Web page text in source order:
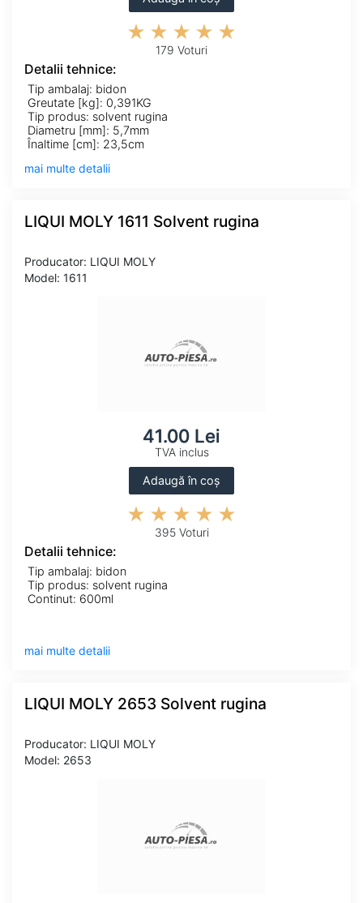
179 Voturi
Detalii tehnice:
Tip ambalaj: bidon
Greutate [kg]: 0,391KG
Tip produs: solvent rugina
Diametru [mm]: 5,7mm
Înaltime [cm]: 23,5cm
mai multe detalii
LIQUI MOLY 1611 Solvent rugina
Producator: LIQUI MOLY
Model: 1611
41.00 Lei
TVA inclus
Adaugă în coș
395 Voturi
Detalii tehnice:
Tip ambalaj: bidon
Tip produs: solvent rugina
Continut: 600ml
mai multe detalii
LIQUI MOLY 2653 Solvent rugina
Producator: LIQUI MOLY
Model: 2653